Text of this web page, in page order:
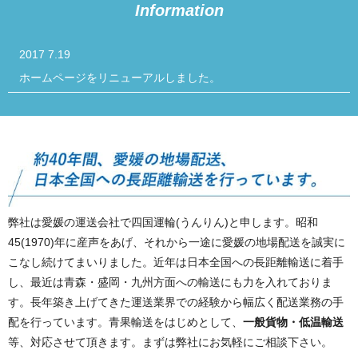
Information
2017 7.19
ホームページをリニューアルしました。
弊社は愛媛の運送会社で四国運輪(うんりん)と申します。昭和
45(1970)年に産声をあげ、それから一途に愛媛の地場配送を誠実に
こなし続けてまいりました。近年は日本全国への長距離輸送に着手
し、最近は青森・盛岡・九州方面への輸送にも力を入れておりま
す。長年築き上げてきた運送業界での経験から幅広く配送業務の手
配を行っています。青果輸送をはじめとして、 一般貨物・低温輸送
等、対応させて頂きます。まずは弊社にお気軽にご相談下さい。